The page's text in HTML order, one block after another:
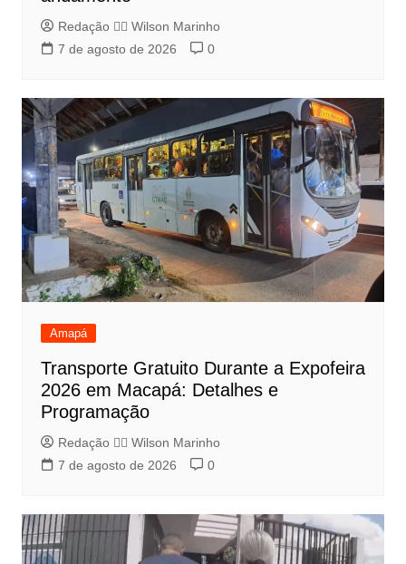
Redação 👨‍⚖️​ Wilson Marinho
7 de agosto de 2026
0
Amapá
Transporte Gratuito Durante a Expofeira
2026 em Macapá: Detalhes e
Programação
Redação 👨‍⚖️​ Wilson Marinho
7 de agosto de 2026
0